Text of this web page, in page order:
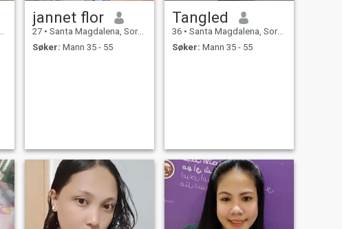
jannet flor
27 • Santa Magdalena, Sorsogon, Filippinene
Søker: Mann 35 - 55
Tangled
36 • Santa Magdalena, Sorsogon, Filippinene
Søker: Mann 35 - 55